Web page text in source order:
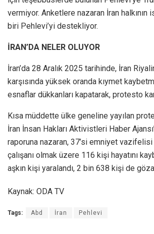
vermiyor. Anketlere nazaran İran halkının
biri Pehlevi’yi destekliyor.
İRAN’DA NELER OLUYOR
İran’da 28 Aralık 2025 tarihinde, İran
karşısında yüksek oranda kıymet
esnaflar dükkanları kapatarak, protesto
Kısa müddette ülke geneline yayılan
İran İnsan Hakları Aktivistleri Haber
raporuna nazaran, 37’si emniyet
çalışanı olmak üzere 116 kişi hayatını
aşkın kişi yaralandı, 2 bin 638 kişi de
Kaynak: ODA TV
Tags: Abd İran Pehlevi